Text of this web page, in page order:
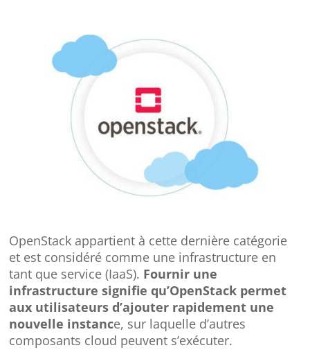
OpenStack appartient à cette dernière catégorie
et est considéré comme une infrastructure en
tant que service (IaaS). Fournir une
infrastructure signifie qu’OpenStack permet
aux utilisateurs d’ajouter rapidement une
nouvelle instance, sur laquelle d’autres
composants cloud peuvent s’exécuter.